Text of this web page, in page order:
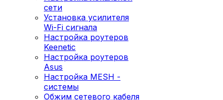
сети
Установка усилителя
Wi-Fi сигнала
Настройка роутеров
Keenetic
Настройка роутеров
Asus
Настройка MESH -
системы
Обжим сетевого кабеля